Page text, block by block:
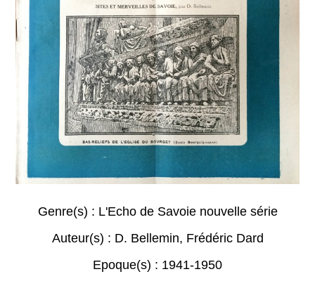
Genre(s) : L'Echo de Savoie nouvelle série
Auteur(s) : D. Bellemin, Frédéric Dard
Epoque(s) : 1941-1950